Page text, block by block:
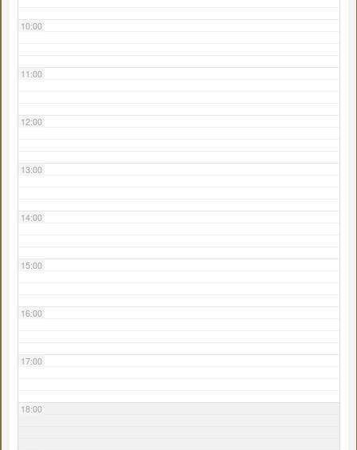
10:00
11:00
12:00
13:00
14:00
15:00
16:00
17:00
18:00